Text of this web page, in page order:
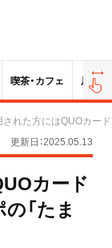
喫茶・カフェ 居酒屋
された方にはQUOカー
更新日：2025.05.13
カード
「たま